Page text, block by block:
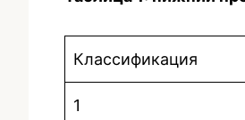
Классификация
1